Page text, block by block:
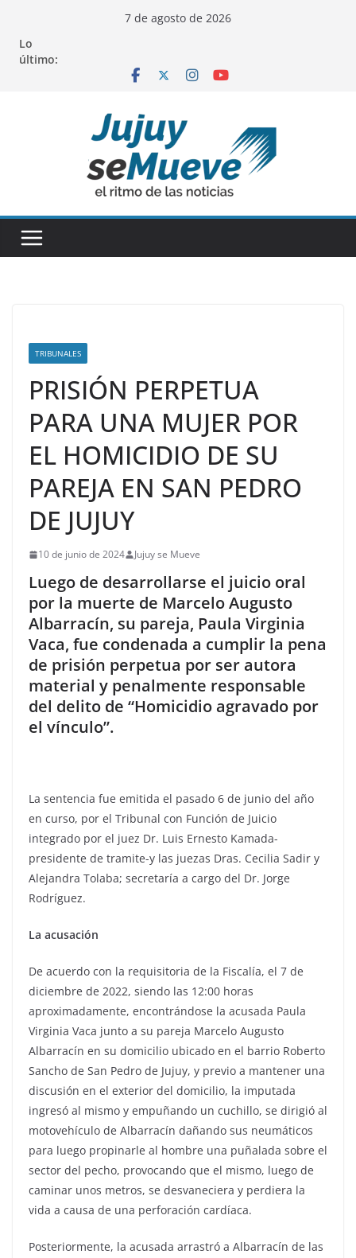
contenido
7 de agosto de 2026
Lo
último:
TRIBUNALES
PRISIÓN PERPETUA
PARA UNA MUJER POR
EL HOMICIDIO DE SU
PAREJA EN SAN PEDRO
DE JUJUY
10 de junio de 2024 Jujuy se Mueve
Luego de desarrollarse el juicio oral
por la muerte de Marcelo Augusto
Albarracín, su pareja, Paula Virginia
Vaca, fue condenada a cumplir la pena
de prisión perpetua por ser autora
material y penalmente responsable
del delito de “Homicidio agravado por
el vínculo”.
La sentencia fue emitida el pasado 6 de junio del año
en curso, por el Tribunal con Función de Juicio
integrado por el juez Dr. Luis Ernesto Kamada-
presidente de tramite-y las juezas Dras. Cecilia Sadir y
Alejandra Tolaba; secretaría a cargo del Dr. Jorge
Rodríguez.
La acusación
De acuerdo con la requisitoria de la Fiscalía, el 7 de
diciembre de 2022, siendo las 12:00 horas
aproximadamente, encontrándose la acusada Paula
Virginia Vaca junto a su pareja Marcelo Augusto
Albarracín en su domicilio ubicado en el barrio Roberto
Sancho de San Pedro de Jujuy, y previo a mantener una
discusión en el exterior del domicilio, la imputada
ingresó al mismo y empuñando un cuchillo, se dirigió al
motovehículo de Albarracín dañando sus neumáticos
para luego propinarle al hombre una puñalada sobre el
sector del pecho, provocando que el mismo, luego de
caminar unos metros, se desvaneciera y perdiera la
vida a causa de una perforación cardíaca.
Posteriormente, la acusada arrastró a Albarracín de las